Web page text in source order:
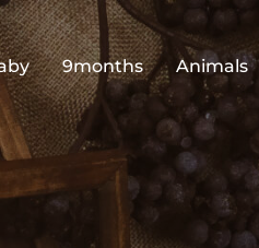
9months Animals